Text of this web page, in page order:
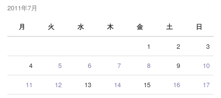
2011年7月
月
火 水 木 金 土 日
1 2 3
4 5 6 7 8 9 10
11 12 13 14 15 16 17